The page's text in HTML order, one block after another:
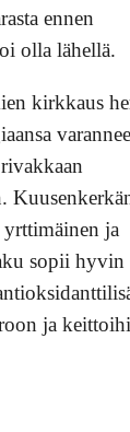
ennen
olla lähellä.
kirkkaus
yrttimäinen ja
sopii hyvin
ja